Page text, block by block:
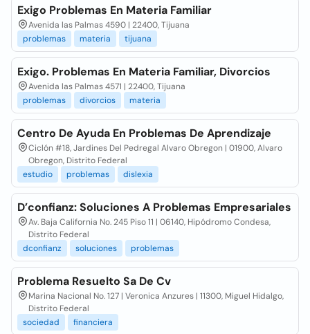
Exigo Problemas En Materia Familiar
Avenida las Palmas 4590 | 22400, Tijuana
problemas
materia tijuana
Exigo. Problemas En Materia Familiar, Divorcios
Avenida las Palmas 4571 | 22400, Tijuana
problemas
divorcios materia
Centro De Ayuda En Problemas De Aprendizaje
Ciclón #18, Jardines Del Pedregal Alvaro Obregon | 01900, Alvaro
Obregon, Distrito Federal
estudio
problemas dislexia
D’confianz: Soluciones A Problemas Empresariales
Av. Baja California No. 245 Piso 11 | 06140, Hipódromo Condesa,
Distrito Federal
dconfianz
soluciones problemas
Problema Resuelto Sa De Cv
Marina Nacional No. 127 | Veronica Anzures | 11300, Miguel Hidalgo,
Distrito Federal
sociedad
financiera